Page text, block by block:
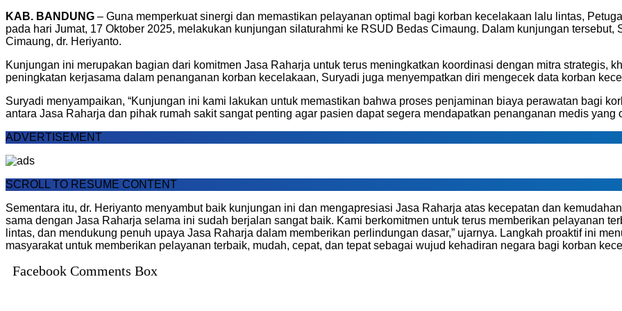
KAB. BANDUNG – Guna memperkuat sinergi dan memastikan pelayanan optimal bagi korban kecelakaan lalu lintas,
pada hari Jumat, 17 Oktober 2025, melakukan kunjungan silaturahmi ke RSUD Bedas Cimaung. Dalam kunjungan
Cimaung, dr. Heriyanto.
Kunjungan ini merupakan bagian dari komitmen Jasa Raharja untuk terus meningkatkan koordinasi dengan mitra strategis,
peningkatan kerjasama dalam penanganan korban kecelakaan, Suryadi juga menyempatkan diri mengecek data korban
Suryadi menyampaikan, “Kunjungan ini kami lakukan untuk memastikan bahwa proses penjaminan biaya perawatan bagi
antara Jasa Raharja dan pihak rumah sakit sangat penting agar pasien dapat segera mendapatkan penanganan medis yang
ADVERTISEMENT
SCROLL TO RESUME CONTENT
Sementara itu, dr. Heriyanto menyambut baik kunjungan ini dan mengapresiasi Jasa Raharja atas kecepatan dan
sama dengan Jasa Raharja selama ini sudah berjalan sangat baik. Kami berkomitmen untuk terus memberikan pelayanan
lintas, dan mendukung penuh upaya Jasa Raharja dalam memberikan perlindungan dasar,” ujarnya. Langkah proaktif ini
masyarakat untuk memberikan pelayanan terbaik, mudah, cepat, dan tepat sebagai wujud kehadiran negara bagi korban
Facebook Comments Box